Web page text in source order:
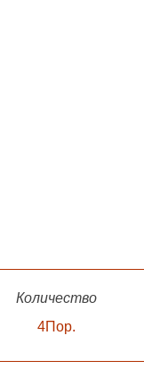
Количество
4Пор.